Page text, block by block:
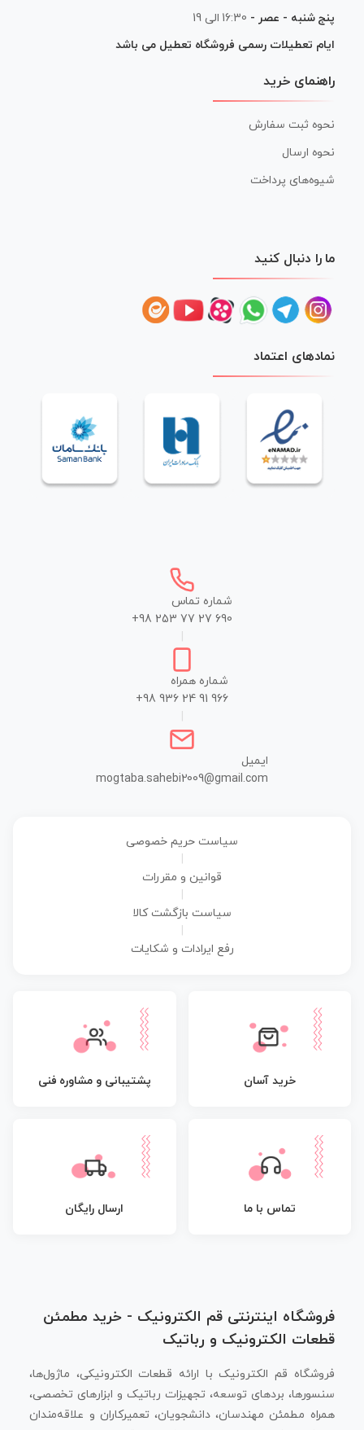
پنج شنبه - عصر - 16:30 الی 19
ایام تعطیلات رسمی فروشگاه تعطیل می باشد
راهنمای خرید
نحوه ثبت سفارش
نحوه ارسال
شیوه‌های پرداخت
ما را دنبال کنید
نمادهای اعتماد
شماره تماس
+98 253 77 27 690
شماره همراه
+98 936 24 91 966
ایمیل
mogtaba.sahebi2009@gmail.com
سیاست حریم خصوصی
قوانین و مقررات
سیاست بازگشت کالا
رفع ایرادات و شکایات
خرید آسان پشتیبانی و مشاوره فنی
تماس با ما ارسال رایگان
فروشگاه اینترنتی قم الکترونیک - خرید مطمئن
قطعات الکترونیک و رباتیک
فروشگاه قم الکترونیک با ارائه قطعات الکترونیکی، ماژول‌ها،
سنسورها، بردهای توسعه، تجهیزات رباتیک و ابزارهای تخصصی،
همراه مطمئن مهندسان، دانشجویان، تعمیرکاران و علاقه‌مندان